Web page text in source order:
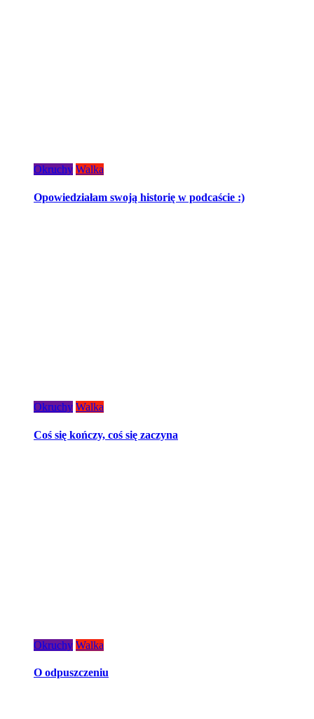
Okruchy Walka
Opowiedziałam swoją historię w podcaście :)
Okruchy Walka
Coś się kończy, coś się zaczyna
Okruchy Walka
O odpuszczeniu